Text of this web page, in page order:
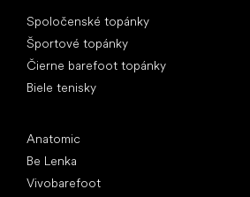
Spoločenské topánky
Športové topánky
Čierne barefoot topánky
Biele tenisky
Anatomic
Be Lenka
Vivobarefoot